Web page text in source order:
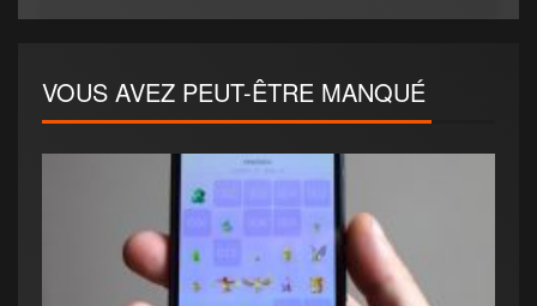
VOUS AVEZ PEUT-ÊTRE MANQUÉ